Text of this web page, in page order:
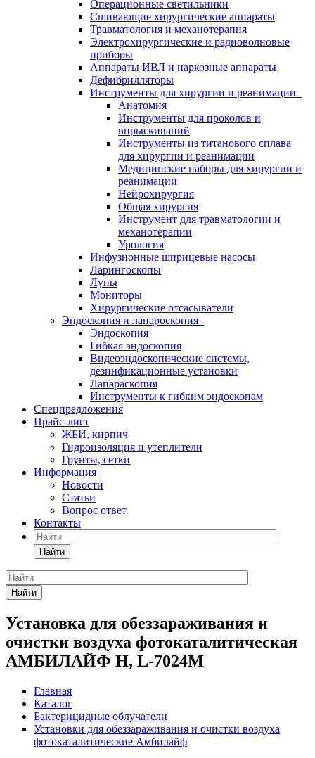
Операционные светильники
Сшивающие хирургические аппараты
Травматология и механотерапия
Электрохирургические и радиоволновые
приборы
Аппараты ИВЛ и наркозные аппараты
Дефибрилляторы
Инструменты для хирургии и реанимации
Анатомия
Инструменты для проколов и
впрыскиваний
Инструменты из титанового сплава
для хирургии и реанимации
Медицинские наборы для хирургии и
реанимации
Нейрохирургия
Общая хирургия
Инструмент для травматологии и
механотерапии
Урология
Инфузионные шприцевые насосы
Ларингоскопы
Лупы
Мониторы
Хирургические отсасыватели
Эндоскопия и лапароскопия
Эндоскопия
Гибкая эндоскопия
Видеоэндоскопические системы,
дезинфикационные установки
Лапараскопия
Инструменты к гибким эндоскопам
Спецпредложения
Прайс-лист
ЖБИ, кирпич
Гидроизоляция и утеплители
Грунты, сетки
Информация
Новости
Статьи
Вопрос ответ
Контакты
Найти
Найти
Установка для обеззараживания и
очистки воздуха фотокаталитическая
АМБИЛАЙФ Н, L-7024M
Главная
Каталог
Бактерицидные облучатели
Установки для обеззараживания и очистки воздуха
фотокаталитические Амбилайф